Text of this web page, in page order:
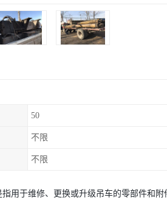
50
不限
不限
指用于维修、更换或升级吊车的零部件和附